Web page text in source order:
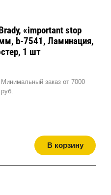
«important stop
b-7541, Ламинация,
1 шт
Минимальный заказ от 7000
руб.
В корзину